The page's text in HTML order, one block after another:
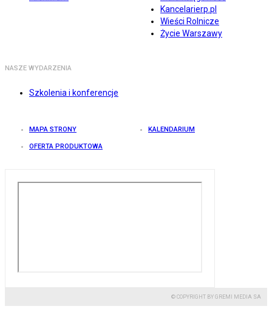
Kancelarierp.pl
Wieści Rolnicze
Życie Warszawy
NASZE WYDARZENIA
Szkolenia i konferencje
MAPA STRONY KALENDARIUM
OFERTA PRODUKTOWA
© COPYRIGHT BY GREMI MEDIA SA